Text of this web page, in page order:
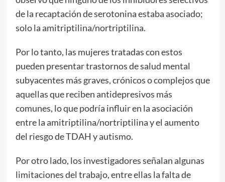
de la recaptación de serotonina estaba asociado;
solo la amitriptilina/nortriptilina.
Por lo tanto, las mujeres tratadas con estos
pueden presentar trastornos de salud mental
subyacentes más graves, crónicos o complejos que
aquellas que reciben antidepresivos más
comunes, lo que podría influir en la asociación
entre la amitriptilina/nortriptilina y el aumento
del riesgo de TDAH y autismo.
Por otro lado, los investigadores señalan algunas
limitaciones del trabajo, entre ellas la falta de